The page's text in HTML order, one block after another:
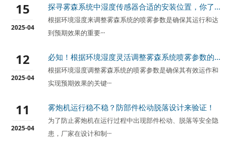
15
2025-04
探寻雾森系统中湿度传感器合适的安装位置，你了解吗？
根据环境湿度来调整雾森系统​的喷雾参数是确保其运行和达
到预期效果的重要···
12
2025-04
必知！根据环境湿度灵活调整雾森系统喷雾参数的方法
根据环境湿度调整雾森系统的喷雾参数是确保其有效运作和
实现预期效果的关键···
11
2025-04
雾炮机运行稳不稳？防部件松动脱落设计来验证！
为了防止雾炮机在运行过程中出现部件松动、脱落等安全隐
患，厂家在设计和制···